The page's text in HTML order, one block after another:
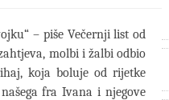
– piše Večernji list od
molbi i žalbi odbio
koja boluje od rijetke
fra Ivana i njegove